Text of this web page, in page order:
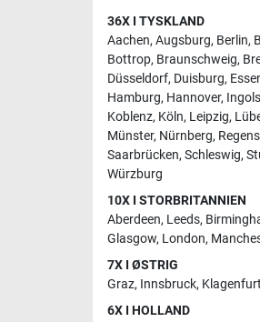
36X I TYSKLAND
Aachen, Augsburg, Berlin,
Bottrop, Braunschweig,
Düsseldorf, Duisburg,
Hamburg, Hannover,
Koblenz, Köln, Leipzig,
Münster, Nürnberg,
Saarbrücken, Schleswig,
Würzburg
10X I STORBRITANNIEN
Aberdeen, Leeds,
Glasgow, London,
7X I ØSTRIG
Graz, Innsbruck, Klagenfurt
6X I HOLLAND